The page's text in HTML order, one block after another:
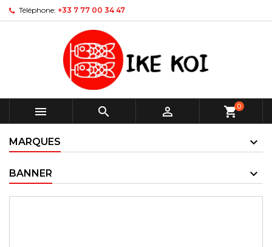
Téléphone: +33 7 77 00 34 47
   shopping_cart0
MARQUES
BANNER